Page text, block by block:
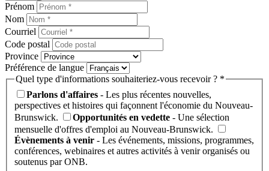
Prénom
Nom
Courriel
Code postal
Province
Préférence de langue
Quel type d'informations souhaiteriez-vous recevoir ? *
Parlons d'affaires - Les plus récentes nouvelles,
perspectives et histoires qui façonnent l'économie du Nouveau-
Brunswick.
Opportunités en vedette - Une sélection
mensuelle d'offres d'emploi au Nouveau-Brunswick.
Évènements à venir - Les événements, missions, programmes,
conférences, webinaires et autres activités à venir organisés ou
soutenus par ONB.